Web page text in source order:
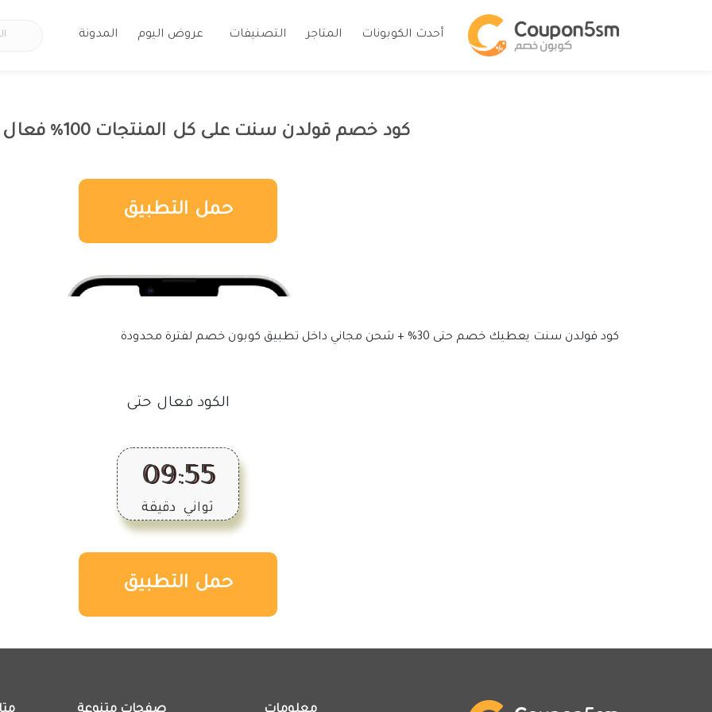
أحدث الكوبونات المتاجر التصنيفات عروض اليوم المدونة
كود خصم قولدن سنت على كل المنتجات 100% فعال داخل التط
حمل التطبيق
كود قولدن سنت يعطيك خصم حتى 30% + شحن مجاني داخل تطبيق كوبون خصم لفترة محدودة
الكود فعال حتى
09
دقيقة
:55
ثواني
حمل التطبيق